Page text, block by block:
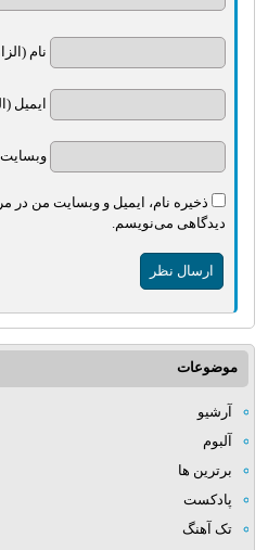
نام
ایمیل
وبسایت
ذخیره نام، ایمیل و وبسایت من در
دیدگاهی می‌نویسم.
موضوعات
آرشیو
آلبوم
برترین ها
پادکست
تک آهنگ